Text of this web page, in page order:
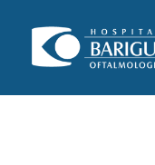
Oftalmologia Barigui
Oftalmologia Curitiba